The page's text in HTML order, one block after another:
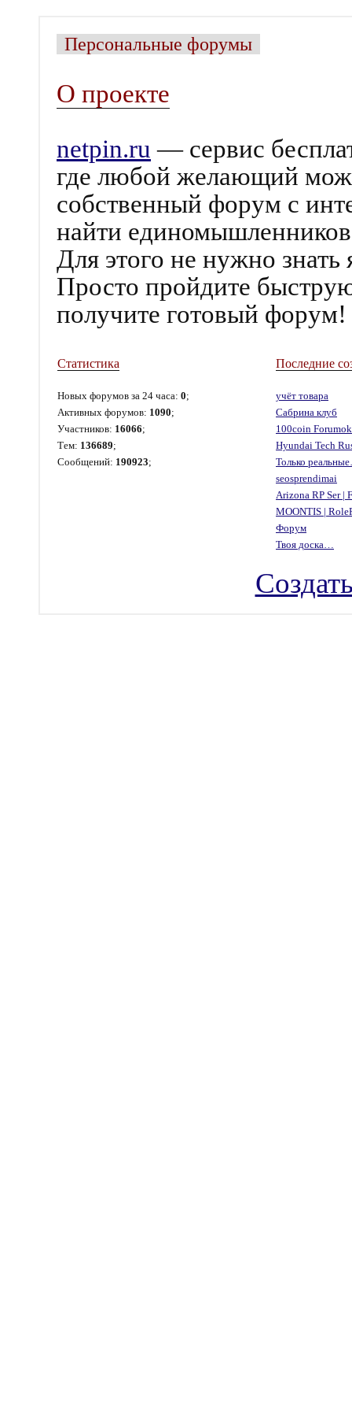
Персональные форумы
О проекте
netpin.ru — сервис
где любой желающий
собственный форум с
найти
Для этого не нужно
Просто пройдите
получите готовый форум!
Статистика
Новых форумов за 24 часа: 0;
Активных форумов: 1090;
Участников: 16066;
Тем: 136689;
Сообщений: 190923;
Последние
учёт товара
Сабрина клуб
100coin
Hyundai Tech
Только
seosprendimai
Arizona RP Ser |
MOONTIS |
Форум
Твоя доска…